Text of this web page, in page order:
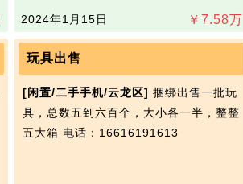
￥ 7.58万
2024年1月15日
玩具出售
[闲置/二手手机/云龙区] 捆绑出售一批玩
具，总数五到六百个，大小各一半，整整
五大箱 电话：16616191613